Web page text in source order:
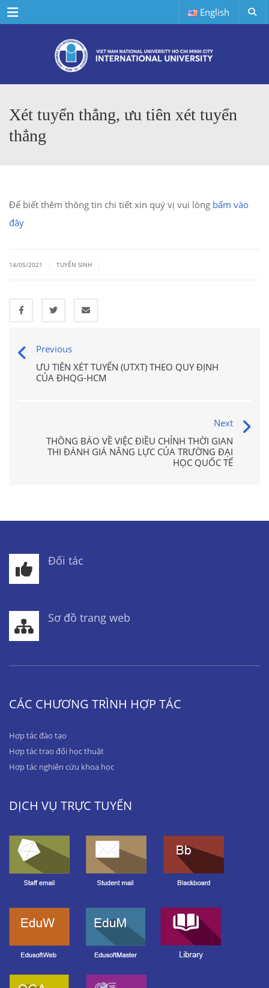
Menu English
Xét tuyển thẳng, ưu tiên xét tuyển
thẳng
Để biết thêm thông tin chi tiết xin quý vị vui lòng bấm vào
đây
14/05/2021 TUYỂN SINH
Previous
ƯU TIÊN XÉT TUYỂN (UTXT) THEO QUY ĐỊNH
CỦA ĐHQG-HCM
Next
THÔNG BÁO VỀ VIỆC ĐIỀU CHỈNH THỜI GIAN
THI ĐÁNH GIÁ NĂNG LỰC CỦA TRƯỜNG ĐẠI
HỌC QUỐC TẾ
Đối tác
Sơ đồ trang web
CÁC CHƯƠNG TRÌNH HỢP TÁC
Hợp tác đào tạo
Hợp tác trao đổi học thuật
Hợp tác nghiên cứu khoa học
DỊCH VỤ TRỰC TUYẾN